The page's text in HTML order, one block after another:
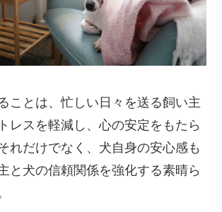
ことは、忙しい日々を送る飼い主
レスを軽減し、心の安定をもたら
れだけでなく、犬自身の安心感も
と犬の信頼関係を強化する素晴ら